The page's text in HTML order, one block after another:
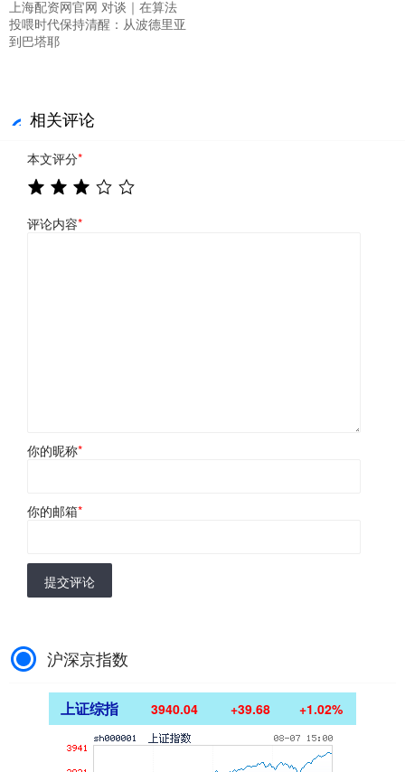
上海配资网官网 对谈｜在算法
投喂时代保持清醒：从波德里亚
到巴塔耶
相关评论
本文评分*
评论内容*
你的昵称*
你的邮箱*
提交评论
沪深京指数
上证综指 3940.04 +39.68 +1.02%